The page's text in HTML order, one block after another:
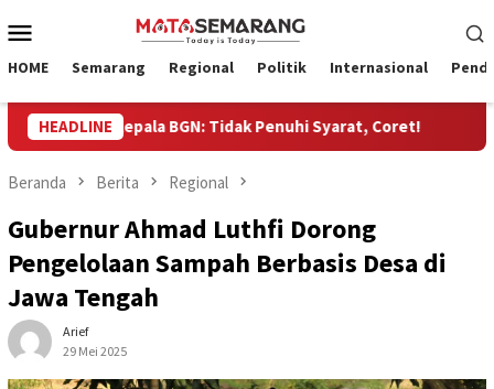
ke
Mobile
HOME Semarang Regional Politik Internasional
HEADLINE
Mati, Kepala BGN: Tidak Penuhi Syarat, Coret!
Beranda Berita Regional
Gubernur Ahmad Luthfi Dorong
Pengelolaan Sampah Berbasis Desa di
Jawa Tengah
Arief
29 Mei 2025